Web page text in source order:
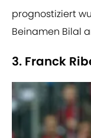
prognostiziert
Beinamen Bilal
3. Franck